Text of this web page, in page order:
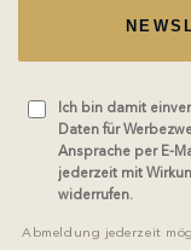
Ich bin damit
Daten für
Ansprache per E-
jederzeit mit
widerrufen.
Abmeldung jederzeit